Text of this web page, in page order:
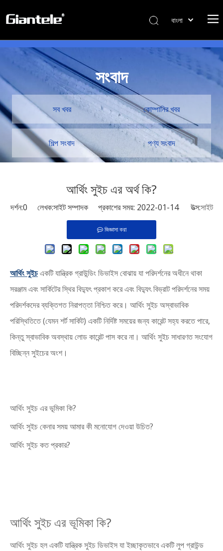
বাংলা
Tiếng Việt
Italiano
Español
Pусский
Français
العربية
简体中文
English
সংবাদ
সব খবর কোম্পানির খবর
শিল্প সংবাদ পণ্য সংবাদ
আর্থিং সুইচ এর অর্থ কি?
দর্শন:0 লেখক:সাইট সম্পাদক প্রকাশের সময়: 2022-01-14 উত্স:সাইট
জিজ্ঞাসা করা
আর্থিং সুইচএকটি যান্ত্রিক গ্রাউন্ডিং ডিভাইস বোঝায় যা পরিদর্শনের অধীনে থাকা
সরঞ্জাম এবং সার্কিটের স্থির বিদ্যুৎ প্রকাশ করে এবং বিদ্যুৎ বিভ্রাট পরিদর্শনের সময়
পরিদর্শকদের ব্যক্তিগত নিরাপত্তা নিশ্চিত করে। আর্থিং সুইচ অস্বাভাবিক
পরিস্থিতিতে (যেমন শর্ট সার্কিট) একটি নির্দিষ্ট সময়ের জন্য কারেন্ট সহ্য করতে পারে,
কিন্তু স্বাভাবিক অবস্থায় লোড কারেন্ট পাস করে না। আর্থিং সুইচ সাধারণত সংযোগ
বিচ্ছিন্ন সুইচের অংশ।
আর্থিং সুইচ এর ভূমিকা কি?
আর্থিং সুইচ কেনার সময় আমার কী মনোযোগ দেওয়া উচিত?
আর্থিং সুইচ কত প্রকার?
আর্থিং সুইচ এর ভূমিকা কি?
আর্থিং সুইচ হল একটি যান্ত্রিক সুইচ ডিভাইস যা ইচ্ছাকৃতভাবে একটি লুপ গ্রাউন্ড